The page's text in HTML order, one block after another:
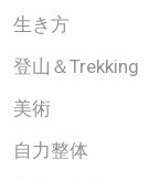
生き方
登山＆Trekking
美術
自力整体